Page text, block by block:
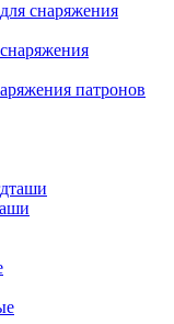
снаряжения
патронов